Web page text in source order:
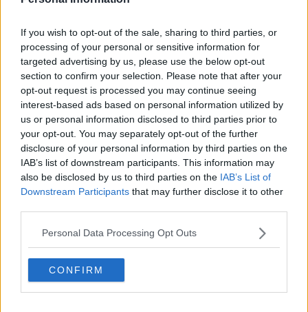
If you wish to opt-out of the sale, sharing to third parties, or
processing of your personal or sensitive information for
targeted advertising by us, please use the below opt-out
section to confirm your selection. Please note that after your
opt-out request is processed you may continue seeing
interest-based ads based on personal information utilized by
us or personal information disclosed to third parties prior to
your opt-out. You may separately opt-out of the further
disclosure of your personal information by third parties on the
IAB’s list of downstream participants. This information may
also be disclosed by us to third parties on the IAB’s List of
Downstream Participants that may further disclose it to other
Personal Data Processing Opt Outs
CONFIRM
La Bandiera Blu torna a Carrara
Costa apuo-versiliese, operazione mare pulito
Ancora troppo inquinate le foci dei fiumi
Operaio schiacciato da lastre di marmo
Incidente in piscina, la bambina è morta
Le prossime tappe dei vaccini in spiaggia
Foci, mare e fiumi inquinati in 11 casi su 20
torrente
Un’amatriciana per Amatrice